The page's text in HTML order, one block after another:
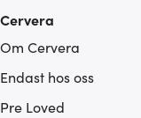
Cervera
Om Cervera
Endast hos oss
Pre Loved